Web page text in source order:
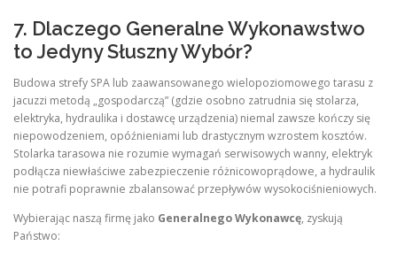
7. Dlaczego Generalne Wykonawstwo
to Jedyny Słuszny Wybór?
Budowa strefy SPA lub zaawansowanego wielopoziomowego tarasu z
jacuzzi metodą „gospodarczą” (gdzie osobno zatrudnia się stolarza,
elektryka, hydraulika i dostawcę urządzenia) niemal zawsze kończy się
niepowodzeniem, opóźnieniami lub drastycznym wzrostem kosztów.
Stolarka tarasowa nie rozumie wymagań serwisowych wanny, elektryk
podłącza niewłaściwe zabezpieczenie różnicowoprądowe, a hydraulik
nie potrafi poprawnie zbalansować przepływów wysokociśnieniowych.
Wybierając naszą firmę jako Generalnego Wykonawcę, zyskują
Państwo: